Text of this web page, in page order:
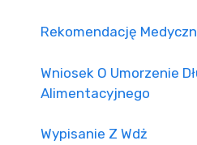
Rekomendację
Wniosek O Umorzenie
Alimentacyjnego
Wypisanie Z Wdż